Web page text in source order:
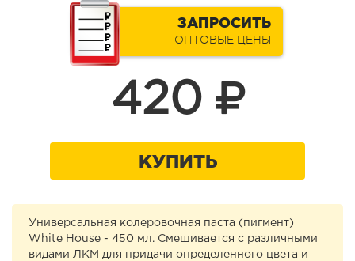
ЗАПРОСИТЬ
ОПТОВЫЕ ЦЕНЫ
420
КУПИТЬ
Универсальная колеровочная паста (пигмент)
White House - 450 мл. Смешивается с различными
видами ЛКМ для придачи определенного цвета и